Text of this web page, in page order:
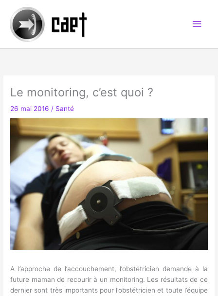
contenu
Le monitoring, c’est quoi ?
26 mai 2016 / Santé
A l’approche de l’accouchement, l’obstétricien demande à la
future maman de recourir à un monitoring. Les résultats de ce
dernier sont très importants pour l’obstétricien et toute l’équipe